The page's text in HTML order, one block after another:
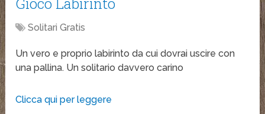
Solitari Gratis
Un vero e proprio labirinto da cui dovrai uscire con
una pallina. Un solitario davvero carino
Clicca qui per leggere